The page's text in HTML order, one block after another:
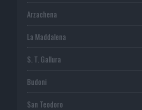
Arzachena
La Maddalena
S. T. Gallura
Budoni
San Teodoro